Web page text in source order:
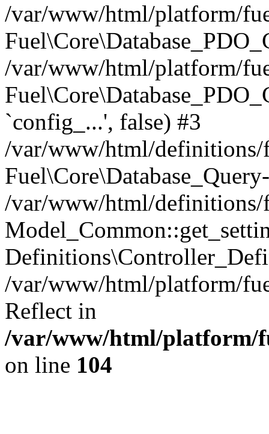
/var/www/html/platform/
/var/www/html/platform/
`config_...', false) #3
/var/www/html/definitions/
/var/www/html/definitions/
/var/www/html/platform/
Reflect in
/var/www/html/platform/
on line 104